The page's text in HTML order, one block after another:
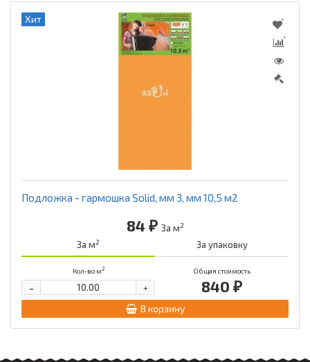
Хит
Подложка - гармошка Solid, мм 3, мм 10,5 м2
84 ₽ За м2
За м2 За упаковку
Кол-во м2 Общая стоимость
840 ₽
+
-
В корзину